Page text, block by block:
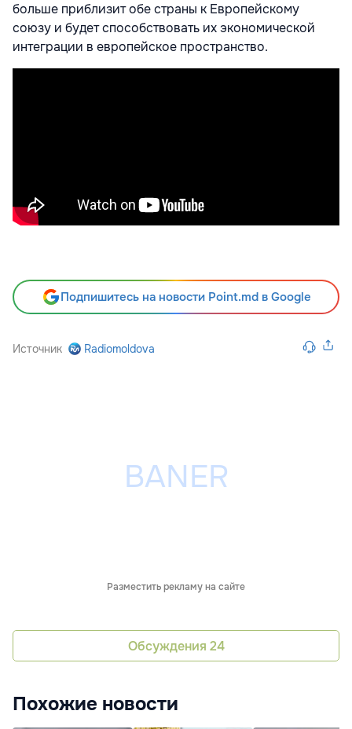
больше приблизит обе страны к Европейскому
союзу и будет способствовать их экономической
интеграции в европейское пространство.
Подпишитесь на новости Point.md в Google
Источник Radiomoldova
Разместить рекламу на сайте
Обсуждения 24
Похожие новости